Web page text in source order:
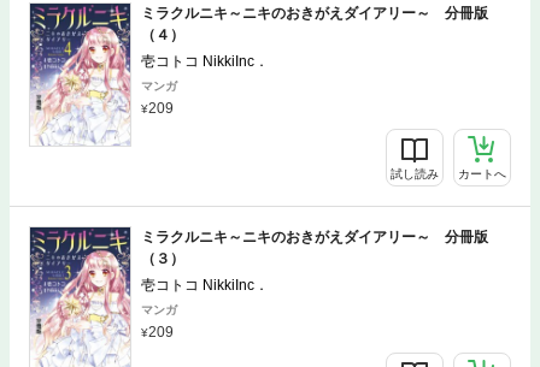
ミラクルニキ～ニキのおきがえダイアリー～ 分冊版
（４）
壱コトコ NikkiInc．
マンガ
209
試し読み カートへ
ミラクルニキ～ニキのおきがえダイアリー～ 分冊版
（３）
壱コトコ NikkiInc．
マンガ
209